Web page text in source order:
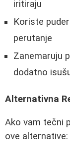
iritiraju
Koriste
perutanje
Zanemaruju
dodatno
Alternativna
Ako vam tečni
ove alternative: